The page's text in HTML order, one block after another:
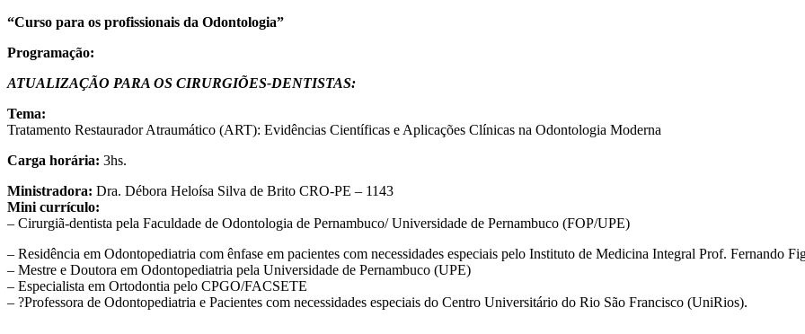
“Curso para os profissionais da Odontologia”
Programação:
ATUALIZAÇÃO PARA OS CIRURGIÕES-DENTISTAS:
Tema:
Tratamento Restaurador Atraumático (ART): Evidências Científicas e Aplicações Clínicas na Odontologia Moderna
Carga horária: 3hs.
Ministradora: Dra. Débora Heloísa Silva de Brito CRO-PE – 1143
Mini currículo:
– Cirurgiã-dentista pela Faculdade de Odontologia de Pernambuco/ Universidade de Pernambuco (FOP/UPE)
– Residência em Odontopediatria com ênfase em pacientes com necessidades especiais pelo Instituto de Medicina Integral Prof. Fernando
– Mestre e Doutora em Odontopediatria pela Universidade de Pernambuco (UPE)
– Especialista em Ortodontia pelo CPGO/FACSETE
– ?Professora de Odontopediatria e Pacientes com necessidades especiais do Centro Universitário do Rio São Francisco (UniRios).